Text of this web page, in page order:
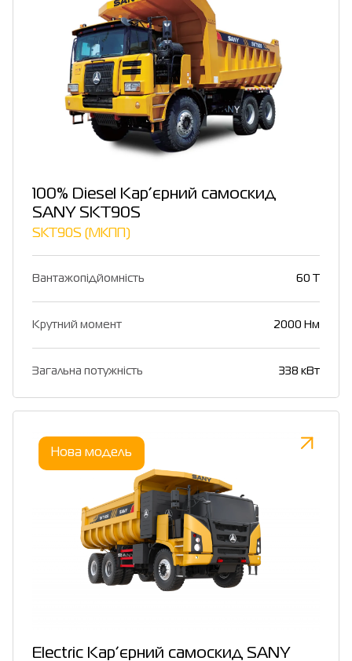
100% Diesel Кар’єрний самоскид
SANY SKT90S
SKT90S (МКПП)
Вантажопідйомність 60 T
Крутний момент 2000 Нм
Загальна потужність 338 кВт
Нова модель
Electric Кар’єрний самоскид SANY